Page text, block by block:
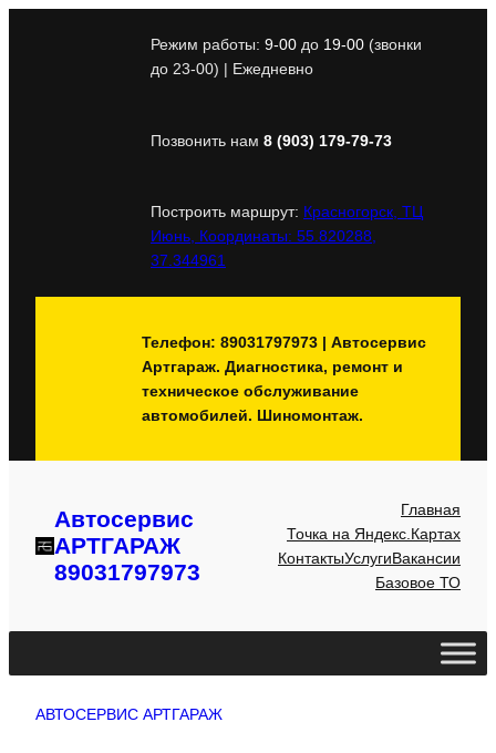
Режим работы: 9-00 до 19-00 (звонки
до 23-00) | Ежедневно
Позвонить нам 8 (903) 179-79-73
Построить маршрут: Красногорск, ТЦ
Июнь, Координаты: 55.820288,
37.344961
Телефон: 89031797973 | Автосервис
Артгараж. Диагностика, ремонт и
техническое обслуживание
автомобилей. Шиномонтаж.
Автосервис
АРТГАРАЖ
89031797973
Главная
Точка на Яндекс.Картах
КонтактыУслугиВакансии
Базовое ТО
АВТОСЕРВИС АРТГАРАЖ